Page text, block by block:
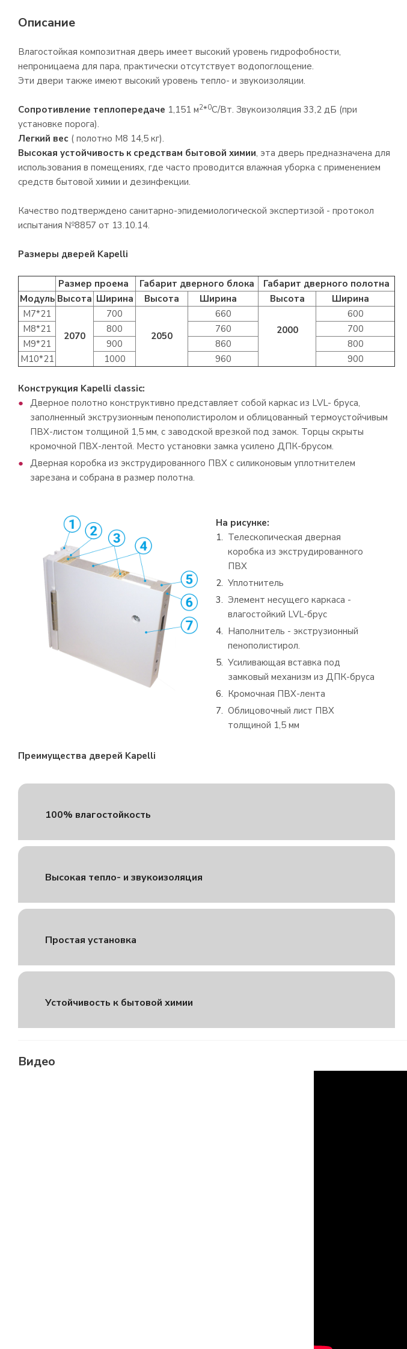
Описание
Влагостойкая композитная дверь имеет высокий уровень гидрофобности,
непроницаема для пара, практически отсутствует водопоглощение.
Эти двери также имеют высокий уровень тепло- и звукоизоляции.
Сопротивление теплопередаче 1,151 м2*0С/Вт. Звукоизоляция 33,2 дБ (при
установке порога).
Легкий вес ( полотно М8 14,5 кг).
Высокая устойчивость к средствам бытовой химии, эта дверь предназначена для
использования в помещениях, где часто проводится влажная уборка с применением
средств бытовой химии и дезинфекции.
Качество подтверждено санитарно-эпидемиологической экспертизой - протокол
испытания №8857 от 13.10.14.
Размеры дверей Kapelli
Размер проема Габарит дверного блока
Габарит дверного полотна
Модуль Высота Ширина Высота Ширина Высота
Ширина
М7*21
2070
700
2050
660
2000
600
М8*21
800 760
700
М9*21
900 860
800
М10*21
1000 960 900
Конструкция Kapelli classic:
Дверное полотно конструктивно представляет cобой каркас из LVL- бруса,
заполненный экструзионным пенополистиролом и облицованный термоустойчивым
ПВХ-листом толщиной 1,5 мм, с заводской врезкой под замок. Торцы скрыты
кромочной ПВХ-лентой. Место установки замка усилено ДПК-брусом.
Дверная коробка из экструдированного ПВХ с силиконовым уплотнителем
зарезана и собрана в размер полотна.
На рисунке:
Телескопическая дверная
коробка из экструдированного
ПВХ
Уплотнитель
Элемент несущего каркаса -
влагостойкий LVL-брус
Наполнитель - экструзионный
пенополистирол.
Усиливающая вставка под
замковый механизм из ДПК-бруса
Кромочная ПВХ-лента
Облицовочный лист ПВХ
толщиной 1,5 мм
Преимущества дверей Kapelli
100% влагостойкость
Высокая тепло- и звукоизоляция
Простая установка
Устойчивость к бытовой химии
Видео